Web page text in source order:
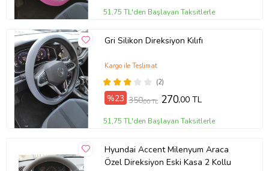
51,75 TL'den Başlayan Taksitlerle
Gri Silikon Direksiyon Kılıfı
(2)
Kargo ile Teslimat
%23 350,00 TL 270,00 TL
51,75 TL'den Başlayan Taksitlerle
Hyundai Accent Milenyum Araca
Özel Direksiyon Eski Kasa 2 Kollu